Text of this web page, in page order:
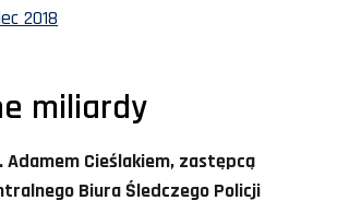
2018
miliardy
Adamem Cieślakiem, zastępcą
Biura Śledczego Policji